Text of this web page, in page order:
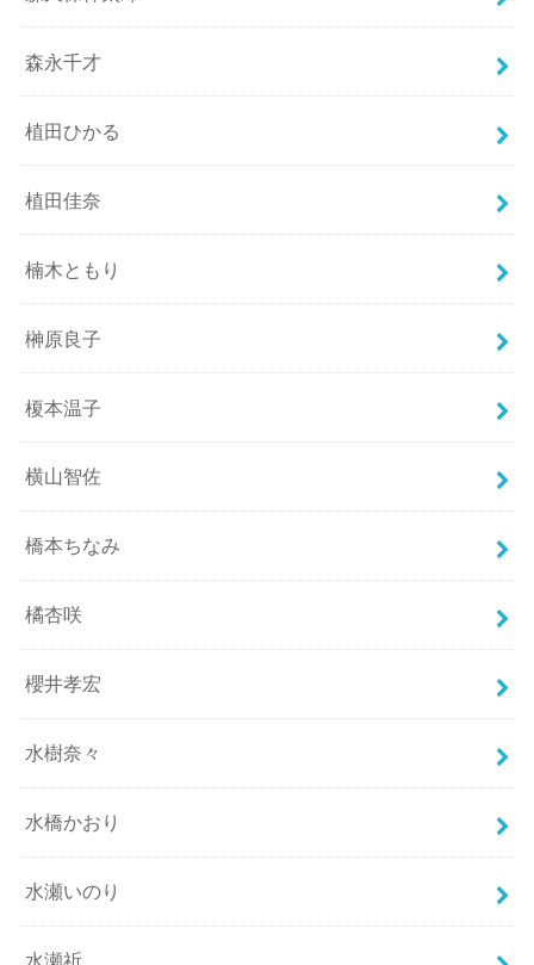
森永千才
植田ひかる
植田佳奈
楠木ともり
榊原良子
榎本温子
横山智佐
橋本ちなみ
橘杏咲
櫻井孝宏
水樹奈々
水橋かおり
水瀬いのり
水瀬祈